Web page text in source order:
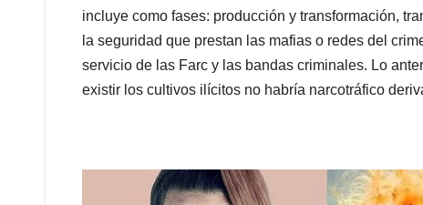
incluye como fases: producción y transformación,
la seguridad que prestan las mafias o redes del
servicio de las Farc y las bandas criminales. Lo
existir los cultivos ilícitos no habría narcotráfico